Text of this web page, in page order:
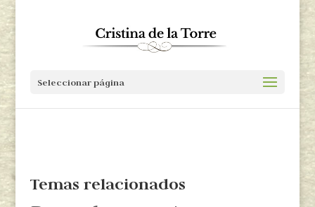
Seleccionar página
Temas relacionados